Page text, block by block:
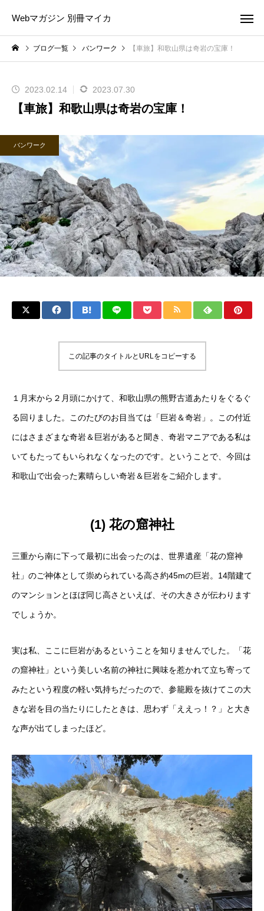
Webマガジン 別冊マイカ
ブログ一覧 バンワーク 【車旅】和歌山県は奇岩の宝庫！
2023.02.14 2023.07.30
【車旅】和歌山県は奇岩の宝庫！
バンワーク
この記事のタイトルとURLをコピーする
１月末から２月頭にかけて、和歌山県の熊野古道あたりをぐるぐ
る回りました。このたびのお目当ては「巨岩＆奇岩」。この付近
にはさまざまな奇岩＆巨岩があると聞き、奇岩マニアである私は
いてもたってもいられなくなったのです。ということで、今回は
和歌山で出会った素晴らしい奇岩＆巨岩をご紹介します。
(1) 花の窟神社
三重から南に下って最初に出会ったのは、世界遺産「花の窟神
社」のご神体として崇められている高さ約45mの巨岩。14階建て
のマンションとほぼ同じ高さといえば、その大きさが伝わります
でしょうか。
実は私、ここに巨岩があるということを知りませんでした。「花
の窟神社」という美しい名前の神社に興味を惹かれて立ち寄って
みたという程度の軽い気持ちだったので、参籠殿を抜けてこの大
きな岩を目の当たりにしたときは、思わず「ええっ！？」と大き
な声が出てしまったほど。